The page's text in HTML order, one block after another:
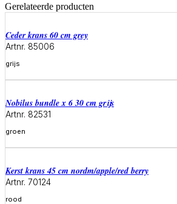
Gerelateerde producten
ceder krans 60 cm grey
Artnr. 85006
grijs
Meer informatie
Nobilus bundle x 6 30 cm grijs
Artnr. 82531
groen
Meer informatie
Kerst krans 45 cm nordm/apple/red berry
Artnr. 70124
rood